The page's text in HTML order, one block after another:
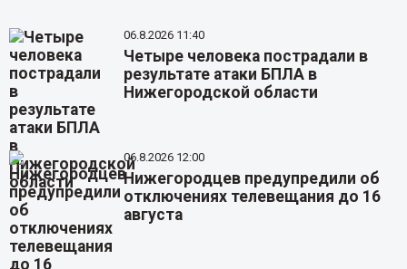
06.8.2026 11:40
Четыре человека пострадали в
результате атаки БПЛА в
Нижегородской области
06.8.2026 12:00
Нижегородцев предупредили об
отключениях телевещания до 16
августа